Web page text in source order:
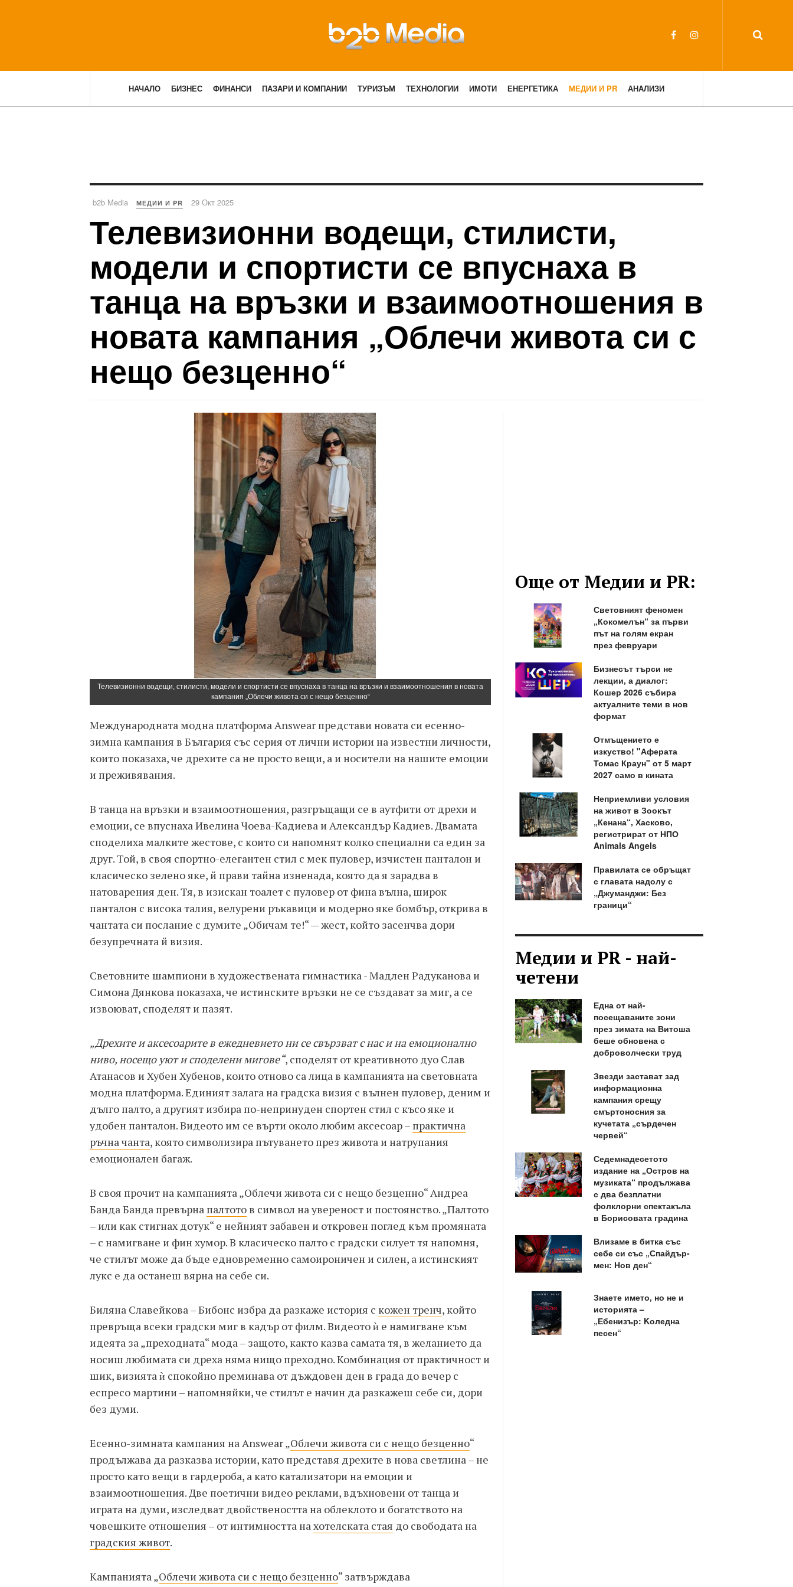
НАЧАЛО БИЗНЕС ФИНАНСИ ПАЗАРИ И КОМПАНИИ ТУРИЗЪМ ТЕХНОЛОГИИ ИМОТИ ЕНЕРГЕТИКА МЕДИИ И PR АНАЛИЗИ
b2b Media МЕДИИ И PR 29 Окт 2025
Телевизионни водещи, стилисти,
модели и спортисти се впуснаха в
танца на връзки и взаимоотношения в
новата кампания „Облечи живота си с
нещо безценно“
Телевизионни водещи, стилисти, модели и спортисти се впуснаха в танца на връзки и взаимоотношения в новата
кампания „Облечи живота си с нещо безценно“
Международната модна платформа Answear представи новата си есенно-
зимна кампания в България със серия от лични истории на известни личности,
които показаха, че дрехите са не просто вещи, а и носители на нашите емоции
и преживявания.
В танца на връзки и взаимоотношения, разгръщащи се в аутфити от дрехи и
емоции, се впуснаха Ивелина Чоева-Кадиева и Александър Кадиев. Двамата
споделиха малките жестове, с които си напомнят колко специални са един за
друг. Той, в своя спортно-елегантен стил с мек пуловер, изчистен панталон и
класическо зелено яке, й прави тайна изненада, която да я зарадва в
натоварения ден. Тя, в изискан тоалет с пуловер от фина вълна, широк
панталон с висока талия, велурени ръкавици и модерно яке бомбър, открива в
чантата си послание с думите „Обичам те!“ — жест, който засенчва дори
безупречната й визия.
Световните шампиони в художествената гимнастика - Мадлен Радуканова и
Симона Дянкова показаха, че истинските връзки не се създават за миг, а се
извоюват, споделят и пазят.
„Дрехите и аксесоарите в ежедневието ни се свързват с нас и на емоционално
ниво, носещо уют и споделени мигове“, споделят от креативното дуо Слав
Атанасов и Хубен Хубенов, които отново са лица в кампанията на световната
модна платформа. Единият залага на градска визия с вълнен пуловер, деним и
дълго палто, а другият избира по-непринуден спортен стил с късо яке и
удобен панталон. Видеото им се върти около любим аксесоар – практична
ръчна чанта, която символизира пътуването през живота и натрупания
емоционален багаж.
В своя прочит на кампанията „Облечи живота си с нещо безценно“ Андреа
Банда Банда превърна палтото в символ на увереност и постоянство. „Палтото
– или как стигнах дотук“ е нейният забавен и откровен поглед към промяната
– с намигване и фин хумор. В класическо палто с градски силует тя напомня,
че стилът може да бъде едновременно самоироничен и силен, а истинският
лукс е да останеш вярна на себе си.
Биляна Славейкова – Бибонс избра да разкаже история с кожен тренч, който
превръща всеки градски миг в кадър от филм. Видеото ѝ е намигване към
идеята за „преходната“ мода – защото, както казва самата тя, в желанието да
носиш любимата си дреха няма нищо преходно. Комбинация от практичност и
шик, визията ѝ спокойно преминава от дъждовен ден в града до вечер с
еспресо мартини – напомняйки, че стилът е начин да разкажеш себе си, дори
без думи.
Есенно-зимната кампания на Answear „Облечи живота си с нещо безценно“
продължава да разказва истории, като представя дрехите в нова светлина – не
просто като вещи в гардероба, а като катализатори на емоции и
взаимоотношения. Две поетични видео реклами, вдъхновени от танца и
играта на думи, изследват двойствеността на облеклото и богатството на
човешките отношения – от интимността нахотелската стая до свободата на
градския живот.
Кампанията „Облечи живота си с нещо безценно“ затвърждава
Още от Медии и PR:
Световният феномен
„Кокомелън“ за първи
път на голям екран
през февруари
Бизнесът търси не
лекции, а диалог:
Кошер 2026 събира
актуалните теми в нов
формат
Отмъщението е
изкуство! "Аферата
Томас Краун" от 5 март
2027 само в кината
Неприемливи условия
на живот в Зоокът
„Кенана“, Хасково,
регистрират от НПО
Animals Angels
Правилата се обръщат
с главата надолу с
„Джуманджи: Без
граници“
Медии и PR - най-
четени
Една от най-
посещаваните зони
през зимата на Витоша
беше обновена с
доброволчески труд
Звезди застават зад
информационна
кампания срещу
смъртоносния за
кучетата „сърдечен
червей“
Седемнадесетото
издание на „Остров на
музиката“ продължава
с два безплатни
фолклорни спектакъла
в Борисовата градина
Влизаме в битка със
себе си със „Спайдър-
мен: Нов ден“
Знаете името, но не и
историята –
„Ебенизър: Kоледна
песен“